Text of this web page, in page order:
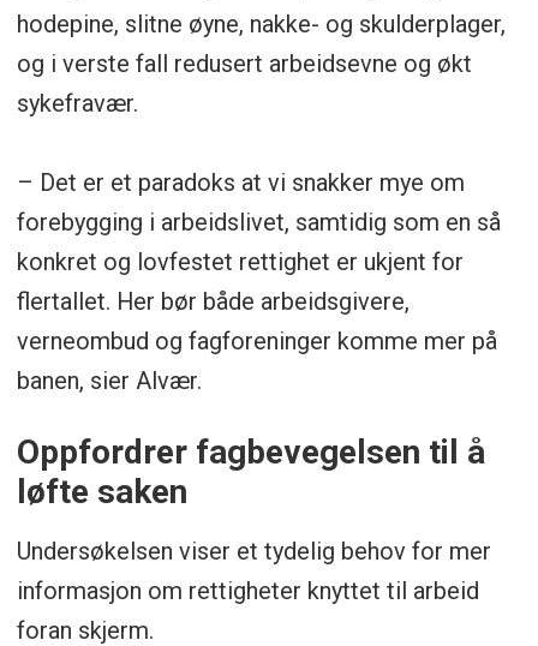
hodepine, slitne øyne, nakke- og skulderplager,
og i verste fall redusert arbeidsevne og økt
sykefravær.
– Det er et paradoks at vi snakker mye om
forebygging i arbeidslivet, samtidig som en så
konkret og lovfestet rettighet er ukjent for
flertallet. Her bør både arbeidsgivere,
verneombud og fagforeninger komme mer på
banen, sier Alvær.
Oppfordrer fagbevegelsen til å
løfte saken
Undersøkelsen viser et tydelig behov for mer
informasjon om rettigheter knyttet til arbeid
foran skjerm.